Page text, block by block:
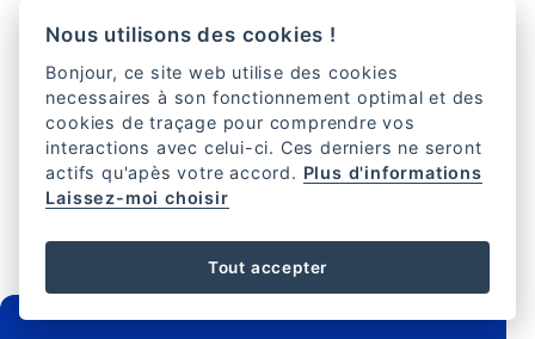
FOOTER
Nous utilisons des cookies !
Bonjour, ce site web utilise des cookies
necessaires à son fonctionnement optimal et des
cookies de traçage pour comprendre vos
interactions avec celui-ci. Ces derniers ne seront
actifs qu'apès votre accord. Plus d'informations
Laissez-moi choisir
Tout accepter